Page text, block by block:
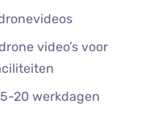
video’s voor
20 werkdagen